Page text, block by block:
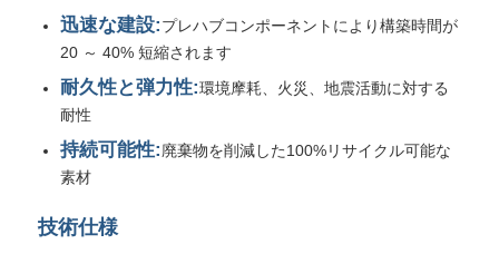
鋼構造構造
スチールフレームビルディング
鉄骨構造の製作
鉄骨建築材料
迅速な建設:プレハブコンポーネントにより構築時間が
20 ～ 40% 短縮されます
耐久性と弾力性:環境摩耗、火災、地震活動に対する
耐性
持続可能性:廃棄物を削減した100%リサイクル可能な
素材
技術仕様